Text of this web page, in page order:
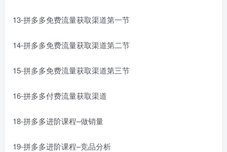
13-拼多多免费流量获取渠道第一节
14-拼多多免费流量获取渠道第二节
15-拼多多免费流量获取渠道第三节
16-拼多多付费流量获取渠道
18-拼多多进阶课程–做销量
19-拼多多进阶课程–竞品分析